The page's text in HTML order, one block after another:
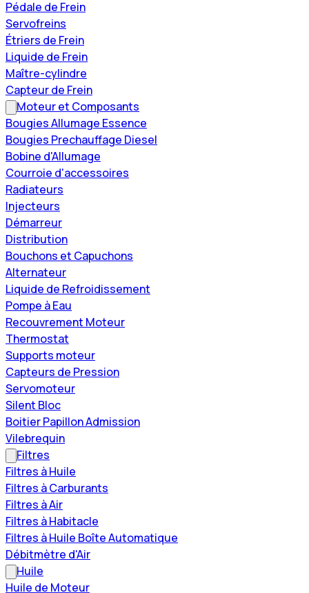
Pédale de Frein
Servofreins
Étriers de Frein
Liquide de Frein
Maître-cylindre
Capteur de Frein
Moteur et Composants
Bougies Allumage Essence
Bougies Prechauffage Diesel
Bobine d'Allumage
Courroie d'accessoires
Radiateurs
Injecteurs
Démarreur
Distribution
Bouchons et Capuchons
Alternateur
Liquide de Refroidissement
Pompe à Eau
Recouvrement Moteur
Thermostat
Supports moteur
Capteurs de Pression
Servomoteur
Silent Bloc
Boitier Papillon Admission
Vilebrequin
Filtres
Filtres à Huile
Filtres à Carburants
Filtres à Air
Filtres à Habitacle
Filtres à Huile Boîte Automatique
Débitmètre d'Air
Huile
Huile de Moteur